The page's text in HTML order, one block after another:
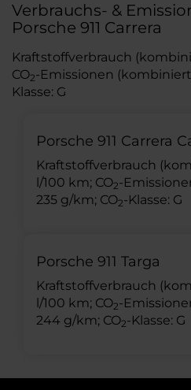
Verbrauchs- &
Porsche 911 Carrera
Kraftstoffverbrauch
CO2-Emissionen
Klasse: G
Porsche 911 Carrera
Kraftstoffverbrauch
l/100 km; CO2-
235 g/km; CO2-Klasse: G
Porsche 911 Targa
Kraftstoffverbrauch
l/100 km; CO2-
244 g/km; CO2-Klasse: G